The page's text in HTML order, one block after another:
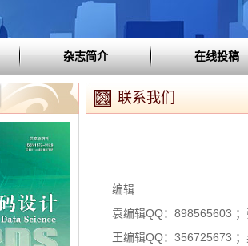
杂志简介 在线投稿
联系我们
编辑
袁编辑QQ：898565603
王编辑QQ：356725673